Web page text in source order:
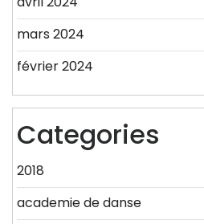
mars 2024
février 2024
Categories
2018
academie de danse